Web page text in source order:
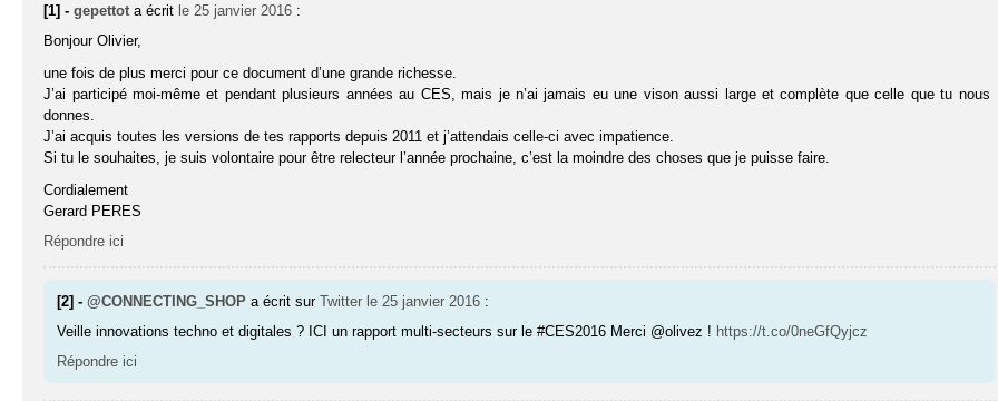
[1] -gepettot a écrit le 25 janvier 2016 :
Bonjour Olivier,
une fois de plus merci pour ce document d’une grande richesse.
J’ai participé moi-même et pendant plusieurs années au CES, mais je n’ai jamais eu une vison aussi large et complète que celle que tu nous
donnes.
J’ai acquis toutes les versions de tes rapports depuis 2011 et j’attendais celle-ci avec impatience.
Si tu le souhaites, je suis volontaire pour être relecteur l’année prochaine, c’est la moindre des choses que je puisse faire.
Cordialement
Gerard PERES
Répondre ici
[2] -@CONNECTING_SHOP a écrit surTwitter le 25 janvier 2016 :
Veille innovations techno et digitales ? ICI un rapport multi-secteurs sur le #CES2016 Merci @olivez ! https://t.co/0neGfQyjcz
Répondre ici